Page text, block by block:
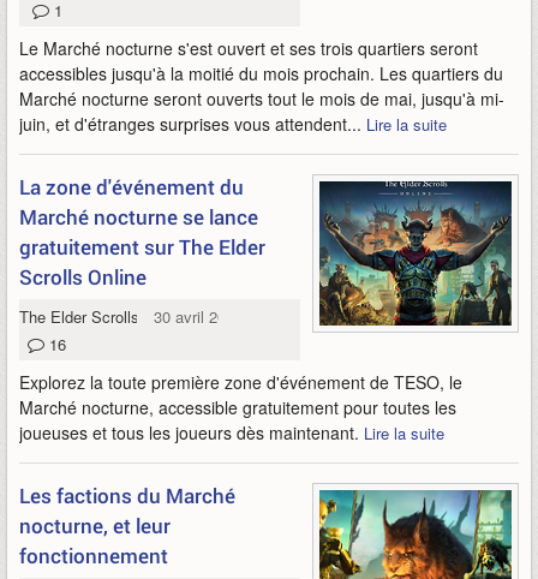
1
Le Marché nocturne s'est ouvert et ses trois quartiers seront
accessibles jusqu'à la moitié du mois prochain. Les quartiers du
Marché nocturne seront ouverts tout le mois de mai, jusqu'à mi-
juin, et d'étranges surprises vous attendent... Lire la suite
La zone d'événement du
Marché nocturne se lance
gratuitement sur The Elder
Scrolls Online
The Elder Scrolls Online30 avril 2026
16
Explorez la toute première zone d'événement de TESO, le
Marché nocturne, accessible gratuitement pour toutes les
joueuses et tous les joueurs dès maintenant. Lire la suite
Les factions du Marché
nocturne, et leur
fonctionnement